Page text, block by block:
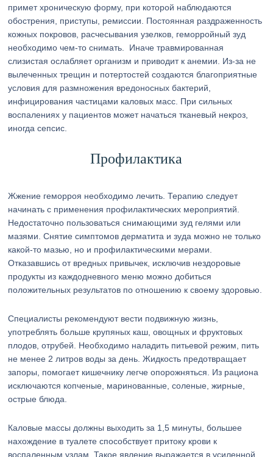
примет хроническую форму, при которой наблюдаются
обострения, приступы, ремиссии. Постоянная раздраженность
кожных покровов, расчесывания узелков, геморройный зуд
необходимо чем-то снимать. Иначе травмированная
слизистая ослабляет организм и приводит к анемии. Из-за не
вылеченных трещин и потертостей создаются благоприятные
условия для размножения вредоносных бактерий,
инфицирования частицами каловых масс. При сильных
воспалениях у пациентов может начаться тканевый некроз,
иногда сепсис.
Профилактика
Жжение геморроя необходимо лечить. Терапию следует
начинать с применения профилактических мероприятий.
Недостаточно пользоваться снимающими зуд гелями или
мазями. Снятие симптомов дерматита и зуда можно не только
какой-то мазью, но и профилактическими мерами.
Отказавшись от вредных привычек, исключив нездоровые
продукты из каждодневного меню можно добиться
положительных результатов по отношению к своему здоровью.
Специалисты рекомендуют вести подвижную жизнь,
употреблять больше крупяных каш, овощных и фруктовых
плодов, отрубей. Необходимо наладить питьевой режим, пить
не менее 2 литров воды за день. Жидкость предотвращает
запоры, помогает кишечнику легче опорожняться. Из рациона
исключаются копченые, маринованные, соленые, жирные,
острые блюда.
Каловые массы должны выходить за 1,5 минуты, большее
нахождение в туалете способствует притоку крови к
воспаленным узлам. Такое явление выражается в усиленной